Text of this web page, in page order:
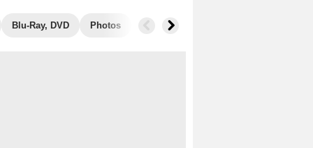
Blu-Ray, DVD Photos Musique